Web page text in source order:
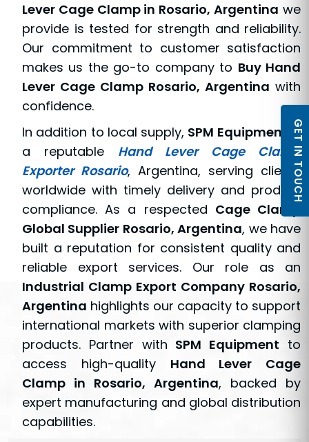
Lever Cage Clamp in Rosario, Argentina we
provide is tested for strength and reliability.
Our commitment to customer satisfaction
makes us the go-to company to Buy Hand
Lever Cage Clamp Rosario, Argentina with
confidence.
In addition to local supply, SPM Equipment
is
a reputable Hand Lever Cage Clamp
Exporter Rosario, Argentina, serving clients
worldwide with timely delivery and product
compliance. As a respected Cage Clamp
Global Supplier Rosario, Argentina, we have
built a reputation for consistent quality and
reliable export services. Our role as an
Industrial Clamp Export Company Rosario,
Argentina highlights our capacity to support
international markets with superior clamping
products. Partner with SPM Equipment to
access high-quality Hand Lever Cage
Clamp in Rosario, Argentina, backed by
expert manufacturing and global distribution
capabilities.
GET IN TOUCH